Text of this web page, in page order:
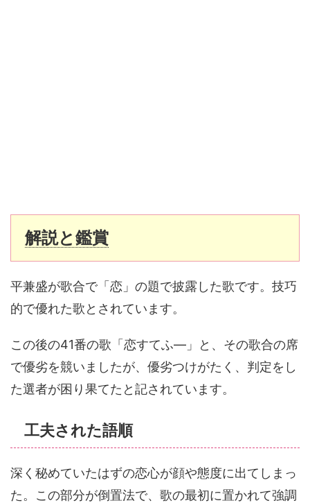
解説と鑑賞
平兼盛が歌合で「恋」の題で披露した歌です。技巧
的で優れた歌とされています。
この後の41番の歌「恋すてふ―」と、その歌合の席
で優劣を競いましたが、優劣つけがたく、判定をし
た選者が困り果てたと記されています。
工夫された語順
深く秘めていたはずの恋心が顔や態度に出てしまっ
た。この部分が倒置法で、歌の最初に置かれて強調